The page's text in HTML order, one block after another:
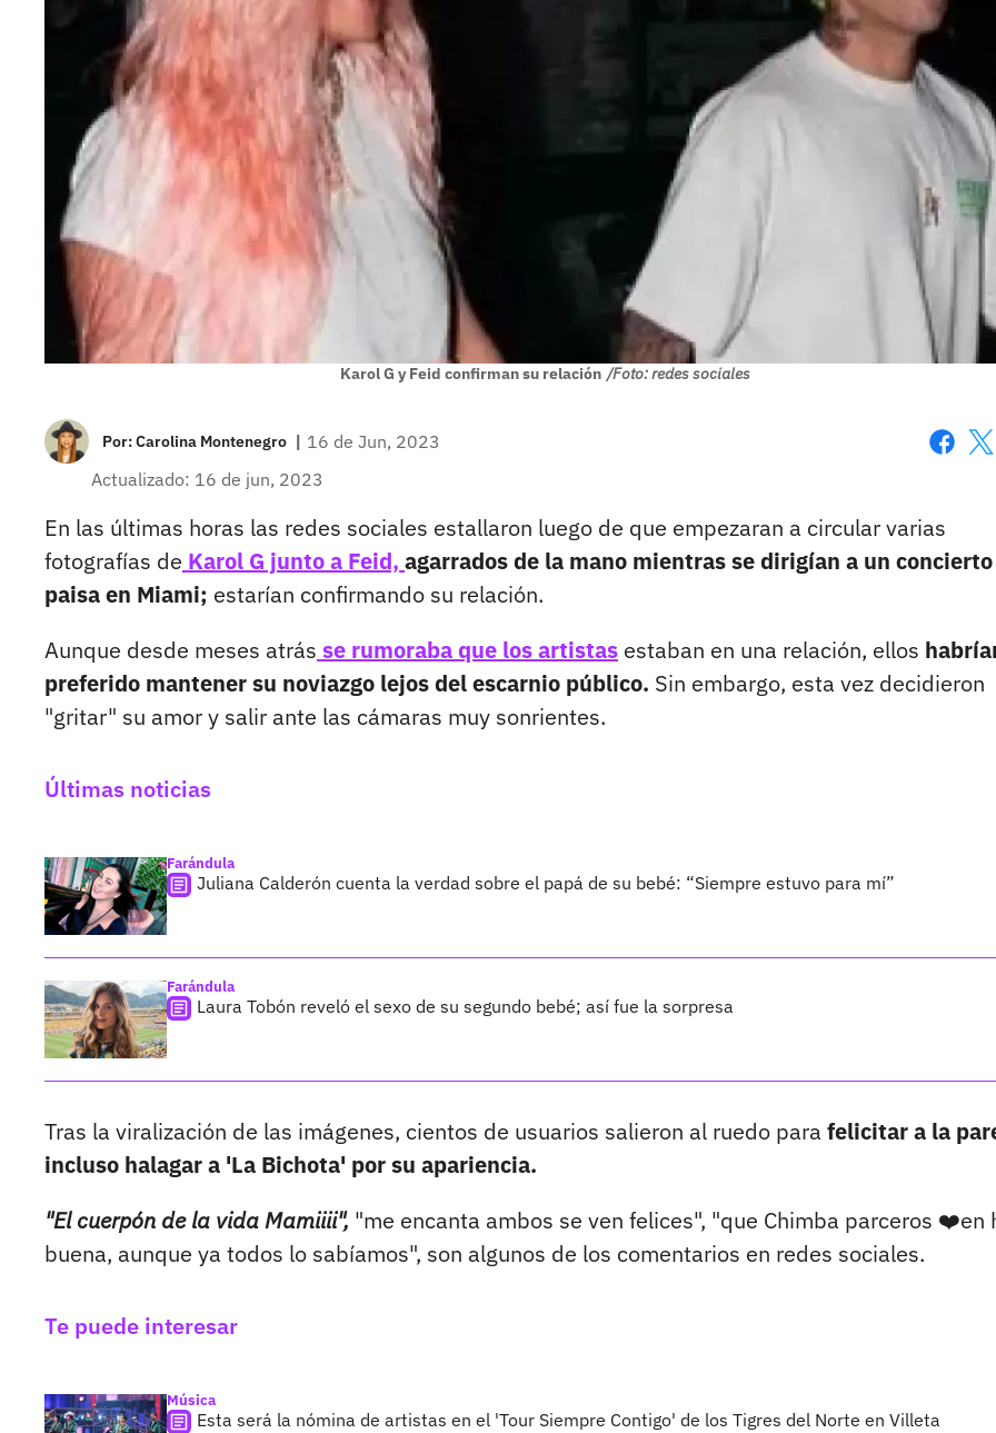
Karol G y Feid confirman su relación /Foto: redes sociales
Por:Carolina Montenegro | 16 de Jun, 2023
Actualizado: 16 de jun, 2023
En las últimas horas las redes sociales estallaron luego de que empezaran a circular varias
fotografías de Karol G junto a Feid, agarrados de la mano mientras se dirigían a un
paisa en Miami; estarían confirmando su relación.
Aunque desde meses atrás se rumoraba que los artistas estaban en una relación, ellos
preferido mantener su noviazgo lejos del escarnio público. Sin embargo, esta vez decidieron
"gritar" su amor y salir ante las cámaras muy sonrientes.
Últimas noticias
Farándula
Juliana Calderón cuenta la verdad sobre el papá de su bebé: “Siempre estuvo para mí”
Farándula
Laura Tobón reveló el sexo de su segundo bebé; así fue la sorpresa
Tras la viralización de las imágenes, cientos de usuarios salieron al ruedo para felicitar a la
incluso halagar a 'La Bichota' por su apariencia.
"El cuerpón de la vida Mamiiii", "me encanta ambos se ven felices", "que Chimba parceros ❤️en
buena, aunque ya todos lo sabíamos", son algunos de los comentarios en redes sociales.
Te puede interesar
Música
Esta será la nómina de artistas en el 'Tour Siempre Contigo' de los Tigres del Norte en Villeta